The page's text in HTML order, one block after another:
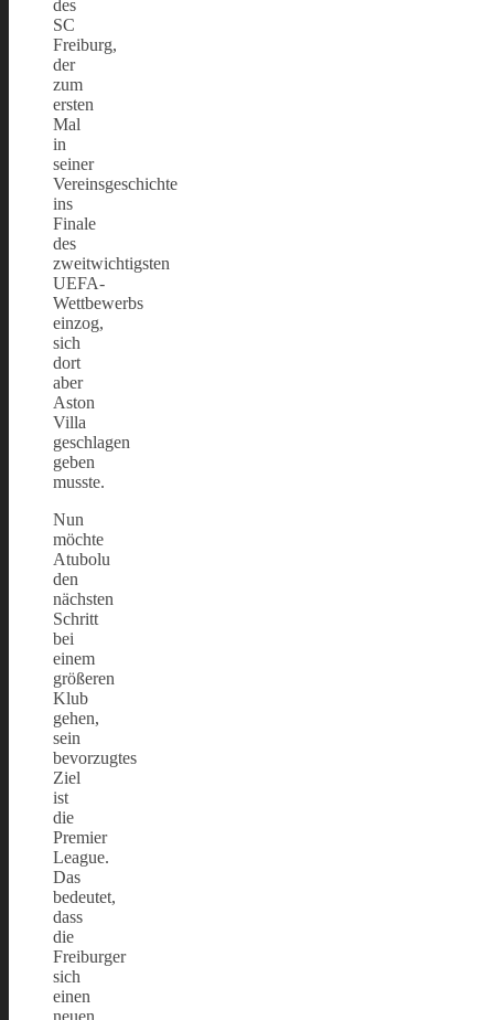
des
SC
Freiburg,
der
zum
ersten
Mal
in
seiner
Vereinsgeschichte
ins
Finale
des
zweitwichtigsten
UEFA-
Wettbewerbs
einzog,
sich
dort
aber
Aston
Villa
geschlagen
geben
musste.
Nun
möchte
Atubolu
den
nächsten
Schritt
bei
einem
größeren
Klub
gehen,
sein
bevorzugtes
Ziel
ist
die
Premier
League.
Das
bedeutet,
dass
die
Freiburger
sich
einen
neuen